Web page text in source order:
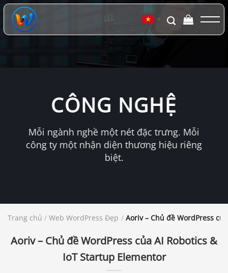
Chuyển
đến
dung
▼
CÔNG NGHỆ
Mỗi ngành nghề một nét đặc trưng. Mỗi
công ty một nhận diện thương hiệu riêng
biệt.
Trang chủ / Web WordPress Đẹp / Aoriv – Chủ đề WordPress
Aoriv – Chủ đề WordPress của AI Robotics &
IoT Startup Elementor